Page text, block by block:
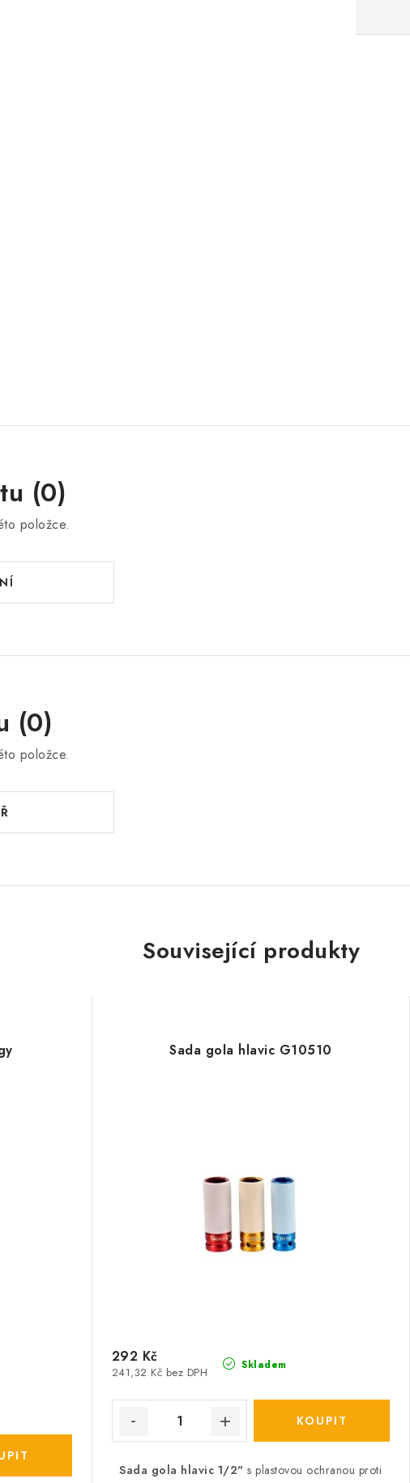
(0)
položce.
(0)
položce.
Související produkty
Sada gola hlavic G10510
Skladem
241,32 Kč bez DPH
292 Kč
Sada gola hlavic 1/2" s plastovou ochranou proti